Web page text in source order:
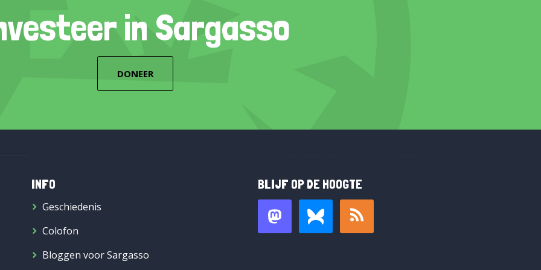
in Sargasso
DONEER
INFO
Geschiedenis
Colofon
Bloggen voor Sargasso
BLIJF OP DE HOOGTE